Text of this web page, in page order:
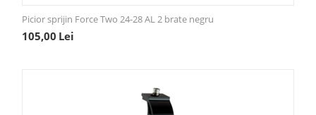
Picior sprijin Force Two 24-28 AL 2 brate negru
105,00 Lei